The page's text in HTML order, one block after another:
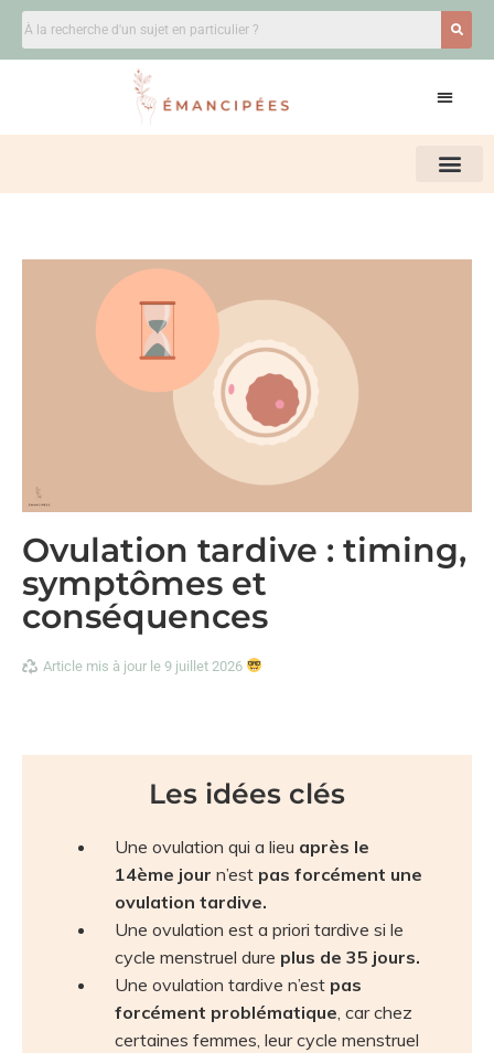
Ovulation tardive : timing,
symptômes et
conséquences
Article mis à jour le 9 juillet 2026
Les idées clés
Une ovulation qui a lieu après le
14ème jour n’est pas forcément une
ovulation tardive.
Une ovulation est a priori tardive si le
cycle menstruel dure plus de 35 jours.
Une ovulation tardive n’est pas
forcément problématique, car chez
certaines femmes, leur cycle menstruel